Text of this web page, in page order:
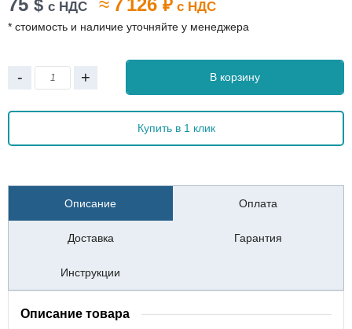
75 $ с НДС ≈ 7 126 ₽ с НДС
* стоимость и наличие уточняйте у менеджера
- + В корзину
Купить в 1 клик
Описание Оплата
Доставка Гарантия
Инструкции
Описание товара